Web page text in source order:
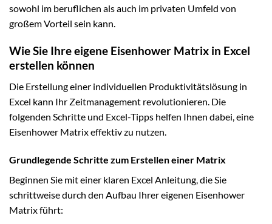
sowohl im beruflichen als auch im privaten Umfeld von
großem Vorteil sein kann.
Wie Sie Ihre eigene Eisenhower Matrix in Excel
erstellen können
Die Erstellung einer individuellen Produktivitätslösung in
Excel kann Ihr Zeitmanagement revolutionieren. Die
folgenden Schritte und Excel-Tipps helfen Ihnen dabei, eine
Eisenhower Matrix effektiv zu nutzen.
Grundlegende Schritte zum Erstellen einer Matrix
Beginnen Sie mit einer klaren Excel Anleitung, die Sie
schrittweise durch den Aufbau Ihrer eigenen Eisenhower
Matrix führt: